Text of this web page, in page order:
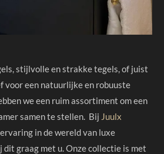
stijlvolle en strakke tegels, of juist
voor een natuurlijke en robuuste
we een ruim assortiment om een
samen te stellen. Bij Juulx
in de wereld van luxe
dit graag met u. Onze collectie is met